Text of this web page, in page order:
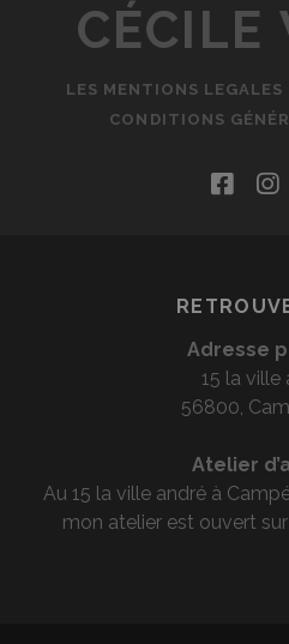
CÉCILE
LES MENTIONS
CONDITIONS
Adresse
15 la ville
56800,
Atelier
Au 15 la ville andré à
mon atelier est ouvert sur